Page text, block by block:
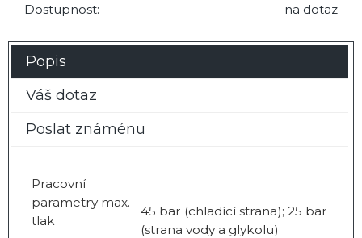
Dostupnost:
na dotaz
Popis
Váš dotaz
Poslat známénu
Pracovní
parametry max.
tlak
45 bar (chladící strana); 25 bar
(strana vody a glykolu)